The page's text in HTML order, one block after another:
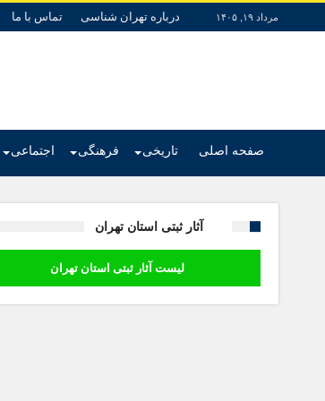
مرداد ۱۹, ۱۴۰۵ درباره تهران شناسی تماس با ما
صفحه اصلی تاریخی فرهنگی اجتماعی
آثار ثبتی استان تهران
لیست آثار ثبتی استان تهران